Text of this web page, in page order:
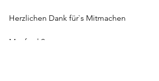
Herzlichen Dank für`s Mitmachen
Manfred Sonnen